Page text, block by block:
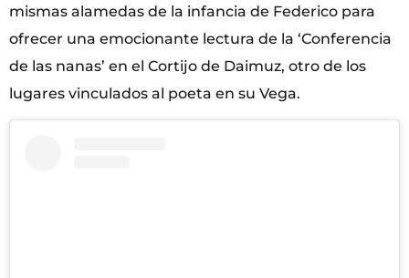
mismas alamedas de la infancia de Federico para
ofrecer una emocionante lectura de la ‘Conferencia
de las nanas’ en el Cortijo de Daimuz, otro de los
lugares vinculados al poeta en su Vega.